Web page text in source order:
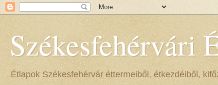
Székesfehérvári
Étlapok Székesfehérvár éttermeiből, étkezdéiből,